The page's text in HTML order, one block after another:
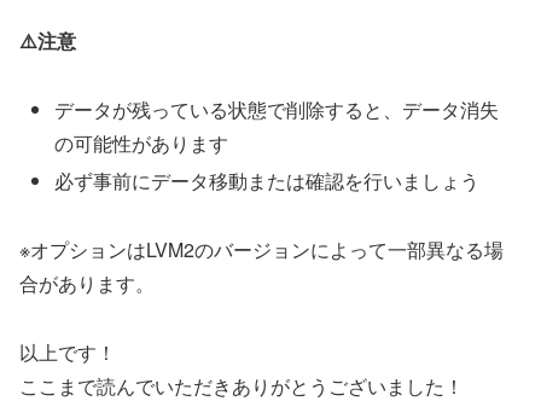
⚠️注意
データが残っている状態で削除すると、データ消失
の可能性があります
必ず事前にデータ移動または確認を行いましょう
※オプションはLVM2のバージョンによって一部異なる場
合があります。
以上です！
ここまで読んでいただきありがとうございました！